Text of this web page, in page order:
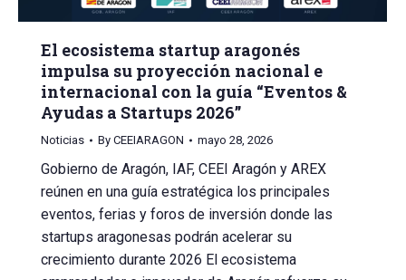
El ecosistema startup aragonés
impulsa su proyección nacional e
internacional con la guía “Eventos &
Ayudas a Startups 2026”
Noticias By CEEIARAGON mayo 28, 2026
Gobierno de Aragón, IAF, CEEI Aragón y AREX
reúnen en una guía estratégica los principales
eventos, ferias y foros de inversión donde las
startups aragonesas podrán acelerar su
crecimiento durante 2026 El ecosistema